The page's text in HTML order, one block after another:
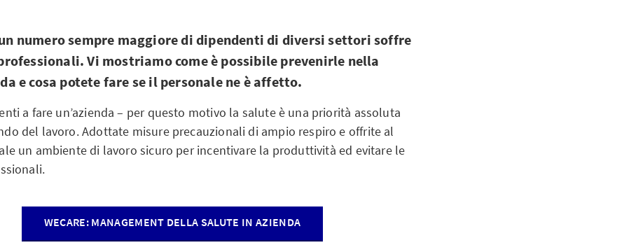
numero sempre maggiore di dipendenti di diversi settori soffre
Vi mostriamo come è possibile prevenirle nella
e cosa potete fare se il personale ne è affetto.
a fare un’azienda – per questo motivo la salute è una priorità assoluta
del lavoro. Adottate misure precauzionali di ampio respiro e offrite al
un ambiente di lavoro sicuro per incentivare la produttività ed evitare le
WECARE: MANAGEMENT DELLA SALUTE IN AZIENDA